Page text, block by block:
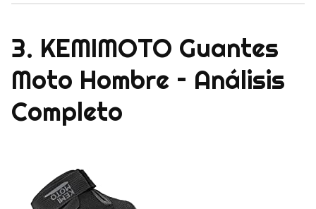
3. KEMIMOTO Guantes
Moto Hombre – Análisis
Completo